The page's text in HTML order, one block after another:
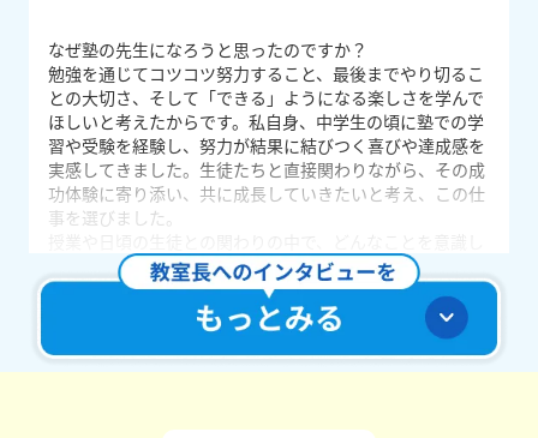
なぜ塾の先生になろうと思ったのですか？
勉強を通じてコツコツ努力すること、最後までやり切るこ
との大切さ、そして「できる」ようになる楽しさを学んで
ほしいと考えたからです。私自身、中学生の頃に塾での学
習や受験を経験し、努力が結果に結びつく喜びや達成感を
実感してきました。生徒たちと直接関わりながら、その成
功体験に寄り添い、共に成長していきたいと考え、この仕
事を選びました。
ていますか？
大切にしていることは、一人ひとりを認め、前向きな声か
けを積み重ねることです。自信が持てなかったり、一歩踏
み出す勇気が出なかったりする場面もある中で、肯定的に
関わることで「やってみよう」と思える気持ちを育ててい